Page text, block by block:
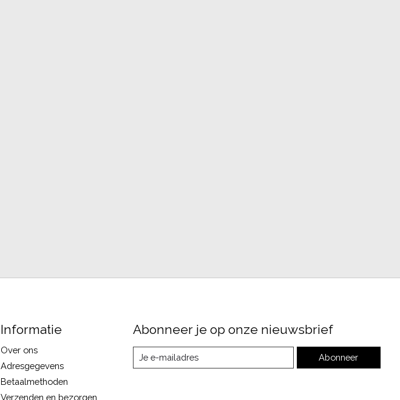
Informatie
Over ons
Adresgegevens
Betaalmethoden
Verzenden en bezorgen
Abonneer je op onze nieuwsbrief
Abonneer